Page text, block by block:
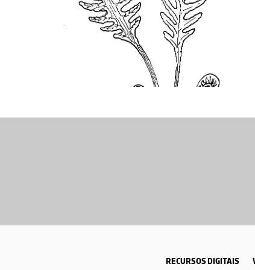
RECURSOS DIGITAIS